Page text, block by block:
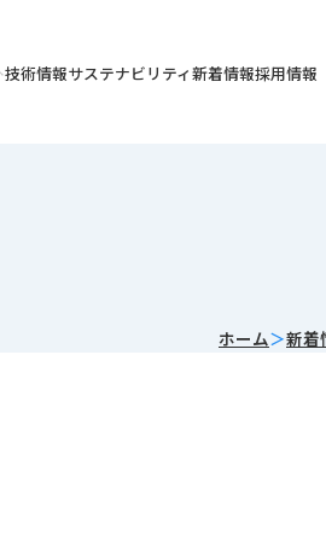
技術情報サステナビリティ新着情報採用情報
ホーム 新着